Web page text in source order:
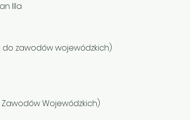
IIIa
do zawodów wojewódzkich)
Zawodów Wojewódzkich)